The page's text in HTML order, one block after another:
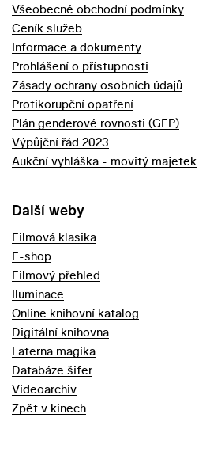
Všeobecné obchodní podmínky
Ceník služeb
Informace a dokumenty
Prohlášení o přístupnosti
Zásady ochrany osobních údajů
Protikorupční opatření
Plán genderové rovnosti (GEP)
Výpůjční řád 2023
Aukční vyhláška - movitý majetek
Další weby
Filmová klasika
E-shop
Filmový přehled
Iluminace
Online knihovní katalog
Digitální knihovna
Laterna magika
Databáze šifer
Videoarchiv
Zpět v kinech